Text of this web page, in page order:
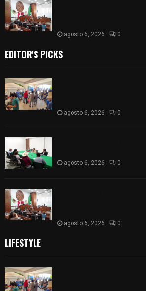
agosto 6, 2026 0
EDITOR'S PICKS
agosto 6, 2026 0
agosto 6, 2026 0
agosto 6, 2026 0
LIFESTYLE